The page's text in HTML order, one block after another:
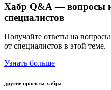
Хабр Q&A — вопросы
специалистов
Получайте ответы на
от специалистов в этой теме.
Узнать больше
другие проекты хабра